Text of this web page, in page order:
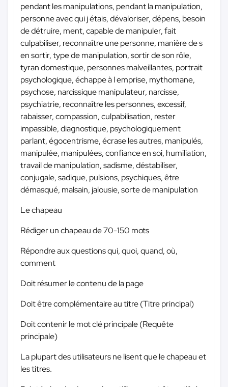
pendant les manipulations, pendant la manipulation,
personne avec qui j étais, dévaloriser, dépens, besoin
de détruire, ment, capable de manipuler, fait
culpabiliser, reconnaître une personne, manière de s
en sortir, type de manipulation, sortir de son rôle,
tyran domestique, personnes malveillantes, portrait
psychologique, échappe à l emprise, mythomane,
psychose, narcissique manipulateur, narcisse,
psychiatrie, reconnaître les personnes, excessif,
rabaisser, compassion, culpabilisation, rester
impassible, diagnostique, psychologiquement
parlant, égocentrisme, écrase les autres, manipulés,
manipulée, manipulées, confiance en soi, humiliation,
travail de manipulation, sadisme, déstabiliser,
conjugale, sadique, pulsions, psychiques, être
démasqué, malsain, jalousie, sorte de manipulation
Le chapeau
Rédiger un chapeau de 70-150 mots
Répondre aux questions qui, quoi, quand, où,
comment
Doit résumer le contenu de la page
Doit être complémentaire au titre (Titre principal)
Doit contenir le mot clé principale (Requête
principale)
La plupart des utilisateurs ne lisent que le chapeau et
les titres.